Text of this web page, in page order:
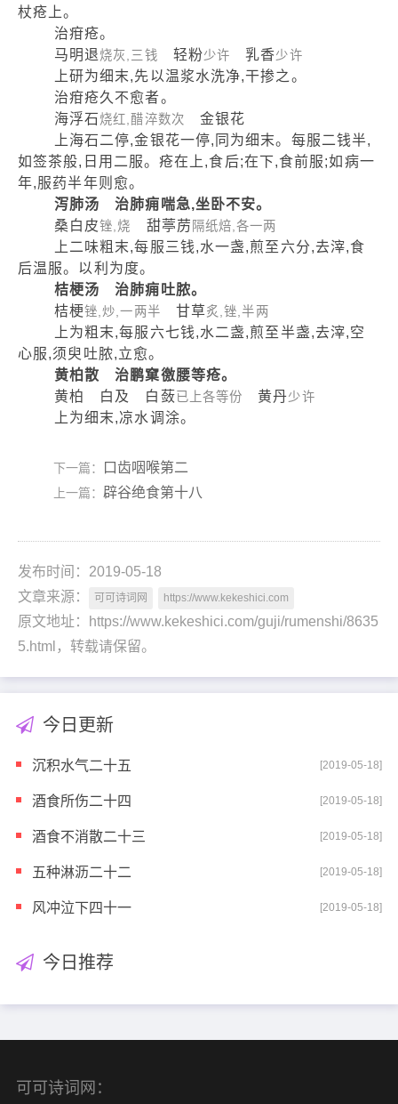
杖疮上。
治疳疮。
马明退烧灰,三钱 轻粉少许 乳香少许
上研为细末,先以温浆水洗净,干掺之。
治疳疮久不愈者。
海浮石烧红,醋淬数次 金银花
上海石二停,金银花一停,同为细末。每服二钱半,
如签茶般,日用二服。疮在上,食后;在下,食前服;如病一
年,服药半年则愈。
泻肺汤 治肺痈喘急,坐卧不安。
桑白皮锉,烧 甜葶苈 隔纸焙,各一两
上二味粗末,每服三钱,水一盏,煎至六分,去滓,食
后温服。以利为度。
桔梗汤 治肺痈吐脓。
桔梗锉,炒,一两半 甘草炙,锉,半两
上为粗末,每服六七钱,水二盏,煎至半盏,去滓,空
心服,须臾吐脓,立愈。
黄柏散 治鹏窠徼腰等疮。
黄柏 白及 白蔹已上各等份 黄丹少许
上为细末,凉水调涂。
下一篇： 口齿咽喉第二
上一篇： 辟谷绝食第十八
发布时间：2019-05-18
文章来源：
可可诗词网 https://www.kekeshici.com
原文地址：https://www.kekeshici.com/guji/rumenshi/8635
5.html，转载请保留。
今日更新
沉积水气二十五 [2019-05-18]
酒食所伤二十四 [2019-05-18]
酒食不消散二十三 [2019-05-18]
五种淋沥二十二 [2019-05-18]
风冲泣下四十一 [2019-05-18]
今日推荐
可可诗词网：